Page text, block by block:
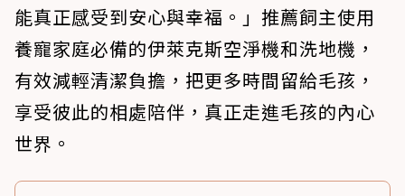
能真正感受到安心與幸福。」推薦飼主使用
養寵家庭必備的伊萊克斯空淨機和洗地機，
有效減輕清潔負擔，把更多時間留給毛孩，
享受彼此的相處陪伴，真正走進毛孩的內心
世界。